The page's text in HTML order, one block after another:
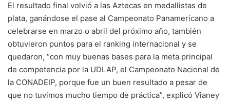
El resultado final volvió a las Aztecas en medallistas de
plata, ganándose el pase al Campeonato Panamericano a
celebrarse en marzo o abril del próximo año, también
obtuvieron puntos para el ranking internacional y se
quedaron, “con muy buenas bases para la meta principal
de competencia por la UDLAP, el Campeonato Nacional de
la CONADEIP, porque fue un buen resultado a pesar de
que no tuvimos mucho tiempo de práctica”, explicó Vianey